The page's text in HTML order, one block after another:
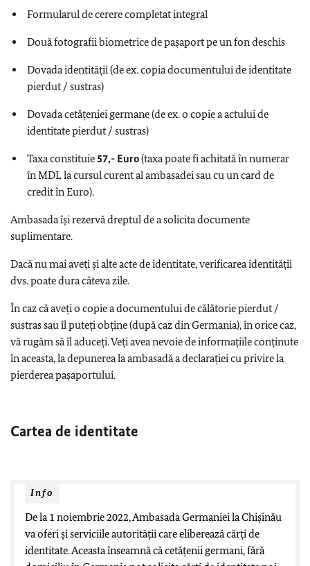
Formularul de cerere completat integral
Două fotografii biometrice de paşaport pe un fon deschis
Dovada identității (de ex. copia documentului de identitate
pierdut / sustras)
Dovada cetățeniei germane (de ex. o copie a actului de
identitate pierdut / sustras)
Taxa constituie57,- Euro(taxa poate fi achitată în numerar
în MDL la cursul curent al ambasadei sau cu un card de
credit în Euro).
Ambasada își rezervă dreptul de a solicita documente
suplimentare.
Dacă nu mai aveți şi alte acte de identitate, verificarea identității
dvs. poate dura câteva zile.
În caz că aveți o copie a documentului de călătorie pierdut /
sustras sau îl puteți obține (după caz din Germania), în orice caz,
vă rugăm să îl aduceți. Veți avea nevoie de informațiile conținute
în aceasta, la depunerea la ambasadă a declarației cu privire la
pierderea pașaportului.
Cartea de identitate
Info
De la 1 noiembrie 2022, Ambasada Germaniei la Chișinău
va oferi și serviciile autorității care eliberează cărți de
identitate. Aceasta înseamnă că cetățenii germani, fără